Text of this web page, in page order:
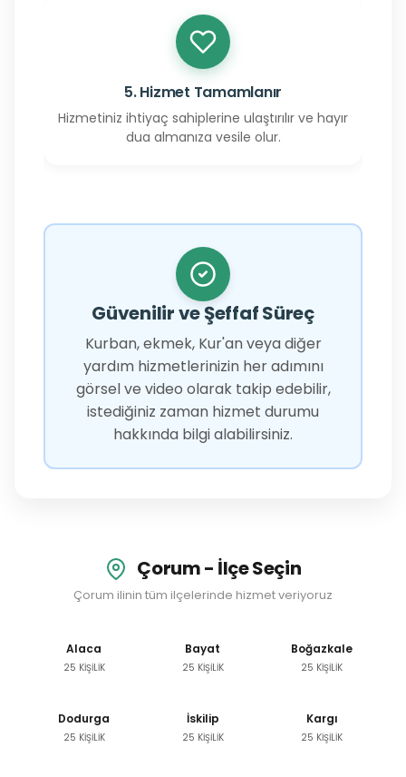
5. Hizmet Tamamlanır
Hizmetiniz ihtiyaç sahiplerine ulaştırılır ve hayır
dua almanıza vesile olur.
Güvenilir ve Şeffaf Süreç
Kurban, ekmek, Kur'an veya diğer
yardım hizmetlerinizin her adımını
görsel ve video olarak takip edebilir,
istediğiniz zaman hizmet durumu
hakkında bilgi alabilirsiniz.
Çorum - İlçe Seçin
Çorum ilinin tüm ilçelerinde hizmet veriyoruz
Alaca
25 KİŞİLİK
Bayat
25 KİŞİLİK
Boğazkale
25 KİŞİLİK
Dodurga
25 KİŞİLİK
İskilip
25 KİŞİLİK
Kargı
25 KİŞİLİK